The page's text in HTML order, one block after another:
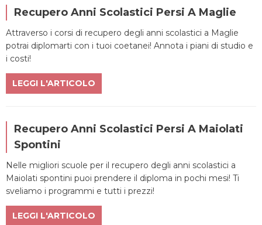
Recupero Anni Scolastici Persi A Maglie
Attraverso i corsi di recupero degli anni scolastici a Maglie
potrai diplomarti con i tuoi coetanei! Annota i piani di studio e
i costi!
LEGGI L'ARTICOLO
Recupero Anni Scolastici Persi A Maiolati
Spontini
Nelle migliori scuole per il recupero degli anni scolastici a
Maiolati spontini puoi prendere il diploma in pochi mesi! Ti
sveliamo i programmi e tutti i prezzi!
LEGGI L'ARTICOLO